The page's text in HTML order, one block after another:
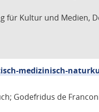
für Kultur und Medien,
medizinisch-
Godefridus de